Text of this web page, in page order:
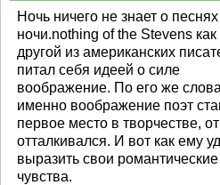
Ночь ничего не знает о песнях
ночи.nothing of the Stevens как
другой из американских
питал себя идеей о силе
воображение. По его же
именно воображение поэт
первое место в творчестве,
отталкивался. И вот как ему
выразить свои романтические
чувства.